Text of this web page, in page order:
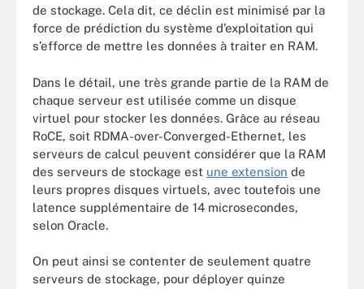
de stockage. Cela dit, ce déclin est minimisé par la
force de prédiction du système d’exploitation qui
s’efforce de mettre les données à traiter en RAM.
Dans le détail, une très grande partie de la RAM de
chaque serveur est utilisée comme un disque
virtuel pour stocker les données. Grâce au réseau
RoCE, soit RDMA-over-Converged-Ethernet, les
serveurs de calcul peuvent considérer que la RAM
des serveurs de stockage est une extension de
leurs propres disques virtuels, avec toutefois une
latence supplémentaire de 14 microsecondes,
selon Oracle.
On peut ainsi se contenter de seulement quatre
serveurs de stockage, pour déployer quinze